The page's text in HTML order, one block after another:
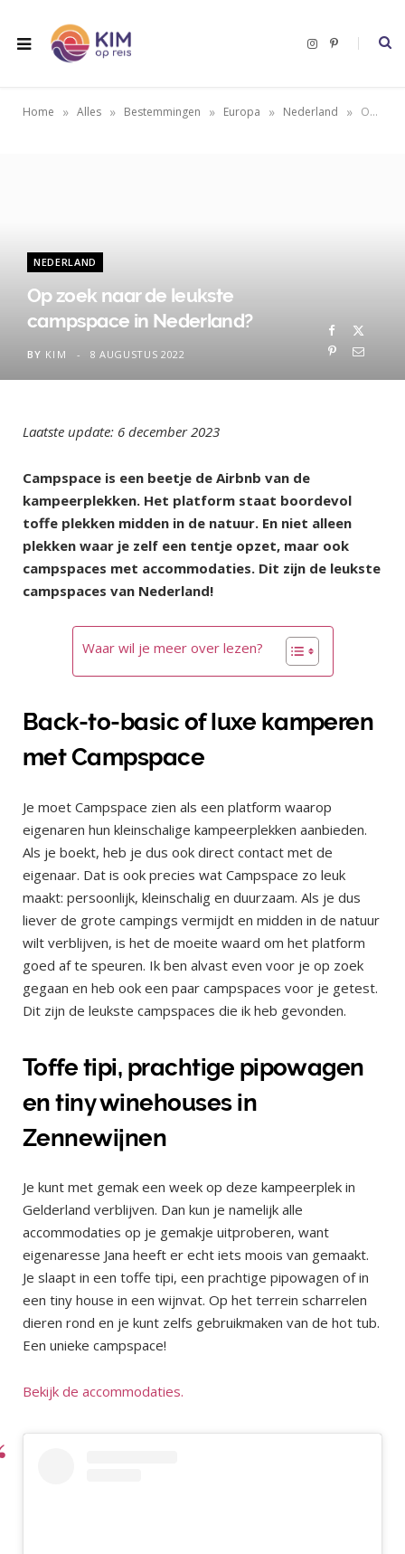
I
r
P
Home » Alles » Bestemmingen » Europa » Nederland » Op zoek naar de leukste campspace in Nederland?
NEDERLAND
Op zoek naar de leukste
campspace in Nederland?
BY KIM 8 AUGUSTUS 2022
Laatste update: 6 december 2023
Campspace is een beetje de Airbnb van de
kampeerplekken. Het platform staat boordevol
toffe plekken midden in de natuur. En niet alleen
plekken waar je zelf een tentje opzet, maar ook
campspaces met accommodaties. Dit zijn de leukste
campspaces van Nederland!
Waar wil je meer over lezen?
Back-to-basic of luxe kamperen
met Campspace
Je moet Campspace zien als een platform waarop
eigenaren hun kleinschalige kampeerplekken aanbieden.
Als je boekt, heb je dus ook direct contact met de
eigenaar. Dat is ook precies wat Campspace zo leuk
maakt: persoonlijk, kleinschalig en duurzaam. Als je dus
liever de grote campings vermijdt en midden in de natuur
wilt verblijven, is het de moeite waard om het platform
goed af te speuren. Ik ben alvast even voor je op zoek
gegaan en heb ook een paar campspaces voor je getest.
Dit zijn de leukste campspaces die ik heb gevonden.
Toffe tipi, prachtige pipowagen
en tiny winehouses in
Zennewijnen
Je kunt met gemak een week op deze kampeerplek in
Gelderland verblijven. Dan kun je namelijk alle
accommodaties op je gemakje uitproberen, want
eigenaresse Jana heeft er echt iets moois van gemaakt.
Je slaapt in een toffe tipi, een prachtige pipowagen of in
een tiny house in een wijnvat. Op het terrein scharrelen
dieren rond en je kunt zelfs gebruikmaken van de hot tub.
Een unieke campspace!
Bekijk de accommodaties.